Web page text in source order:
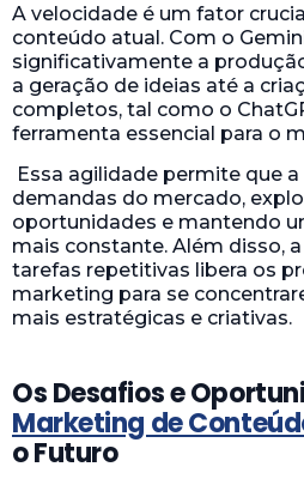
A velocidade é um fator
conteúdo atual. Com o
significativamente a
a geração de ideias até a
completos, tal como o
ferramenta essencial para o
Essa agilidade permite que
demandas do mercado,
oportunidades e mantendo
mais constante. Além disso,
tarefas repetitivas libera os
marketing para se
mais estratégicas e criativas.
Os Desafios e
Marketing de
o Futuro